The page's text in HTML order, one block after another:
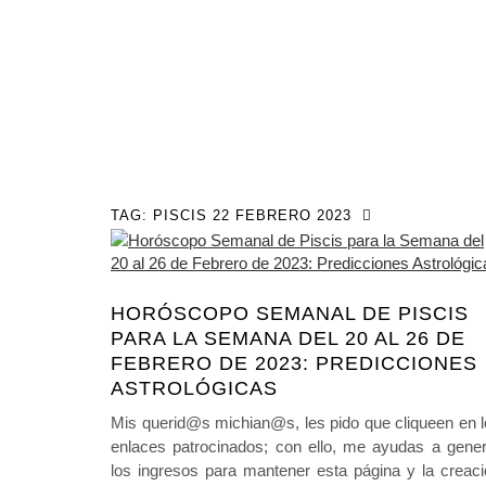
TAG: PISCIS 22 FEBRERO 2023
HORÓSCOPO SEMANAL DE PISCIS
PARA LA SEMANA DEL 20 AL 26 DE
FEBRERO DE 2023: PREDICCIONES
ASTROLÓGICAS
Mis querid@s michian@s, les pido que cliqueen en
enlaces patrocinados; con ello, me ayudas a
los ingresos para mantener esta página y la